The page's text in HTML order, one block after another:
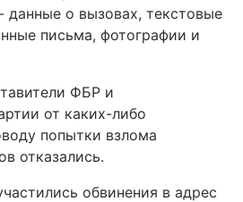
о вызовах, текстовые
письма, фотографии и
ФБР и
от каких-либо
попытки взлома
отказались.
обвинения в адрес